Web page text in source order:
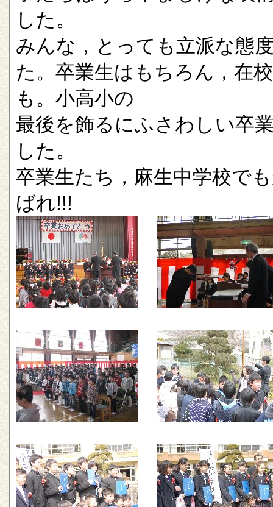
した。
みんな，とっても立派な態
た。卒業生はもちろん，在
も。小高小の
最後を飾るにふさわしい卒
した。
卒業生たち，麻生中学校で
ばれ!!!